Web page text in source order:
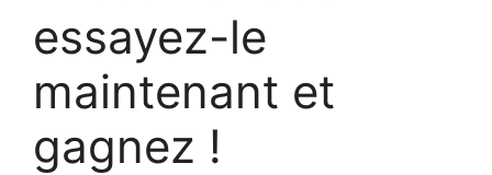
essayez-le
maintenant et
gagnez !